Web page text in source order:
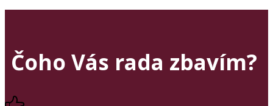
Čoho Vás rada zbavím?